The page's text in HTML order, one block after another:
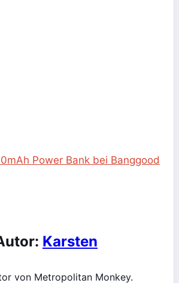
Power Bank bei Banggood
Karsten
von Metropolitan Monkey.